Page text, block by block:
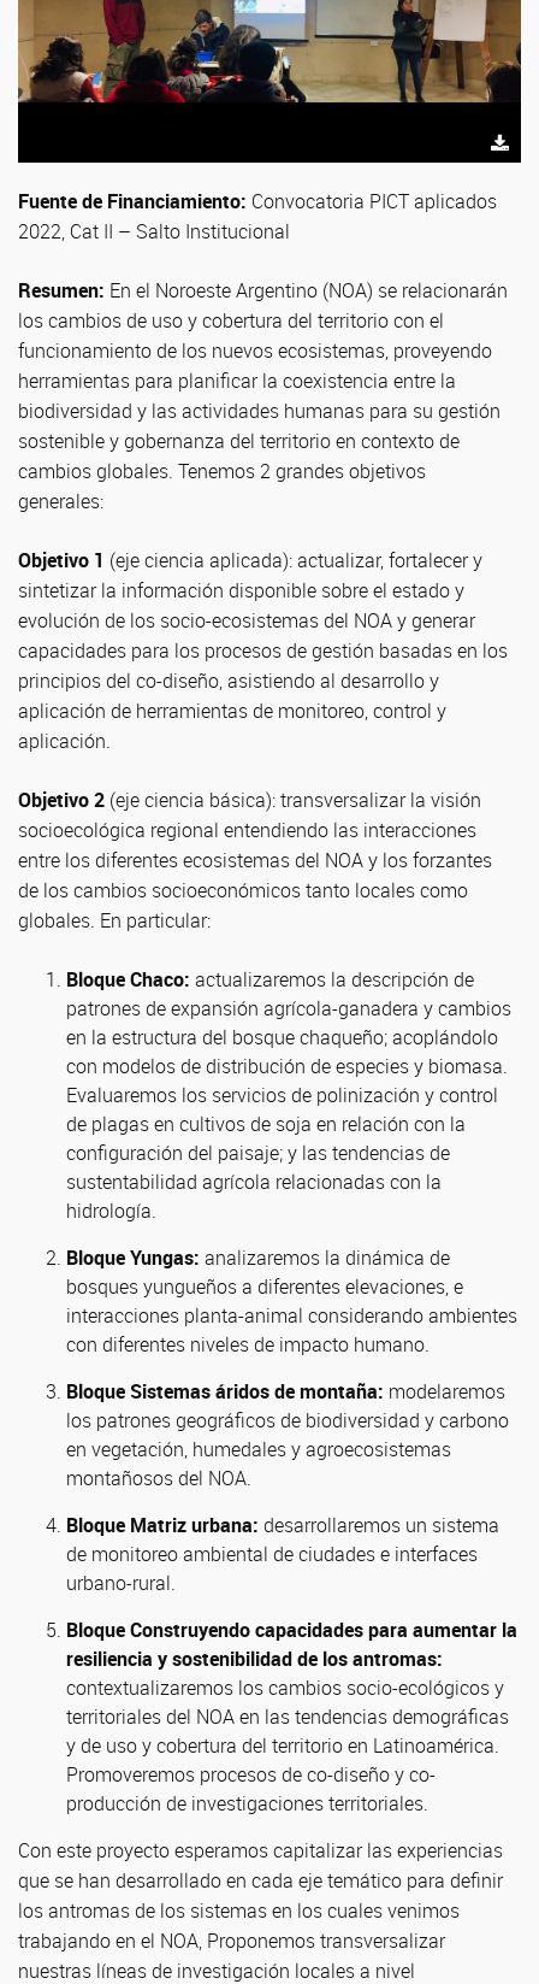
Fuente de Financiamiento: Convocatoria PICT aplicados
2022, Cat II – Salto Institucional
Resumen: En el Noroeste Argentino (NOA) se relacionarán
los cambios de uso y cobertura del territorio con el
funcionamiento de los nuevos ecosistemas, proveyendo
herramientas para planificar la coexistencia entre la
biodiversidad y las actividades humanas para su gestión
sostenible y gobernanza del territorio en contexto de
cambios globales. Tenemos 2 grandes objetivos
generales:
Objetivo 1 (eje ciencia aplicada): actualizar, fortalecer y
sintetizar la información disponible sobre el estado y
evolución de los socio-ecosistemas del NOA y generar
capacidades para los procesos de gestión basadas en los
principios del co-diseño, asistiendo al desarrollo y
aplicación de herramientas de monitoreo, control y
aplicación.
Objetivo 2 (eje ciencia básica): transversalizar la visión
socioecológica regional entendiendo las interacciones
entre los diferentes ecosistemas del NOA y los forzantes
de los cambios socioeconómicos tanto locales como
globales. En particular:
Bloque Chaco: actualizaremos la descripción de
patrones de expansión agrícola-ganadera y cambios
en la estructura del bosque chaqueño; acoplándolo
con modelos de distribución de especies y biomasa.
Evaluaremos los servicios de polinización y control
de plagas en cultivos de soja en relación con la
configuración del paisaje; y las tendencias de
sustentabilidad agrícola relacionadas con la
hidrología.
Bloque Yungas: analizaremos la dinámica de
bosques yungueños a diferentes elevaciones, e
interacciones planta-animal considerando ambientes
con diferentes niveles de impacto humano.
Bloque Sistemas áridos de montaña: modelaremos
los patrones geográficos de biodiversidad y carbono
en vegetación, humedales y agroecosistemas
montañosos del NOA.
Bloque Matriz urbana: desarrollaremos un sistema
de monitoreo ambiental de ciudades e interfaces
urbano-rural.
Bloque Construyendo capacidades para aumentar la
resiliencia y sostenibilidad de los antromas:
contextualizaremos los cambios socio-ecológicos y
territoriales del NOA en las tendencias demográficas
y de uso y cobertura del territorio en Latinoamérica.
Promoveremos procesos de co-diseño y co-
producción de investigaciones territoriales.
Con este proyecto esperamos capitalizar las experiencias
que se han desarrollado en cada eje temático para definir
los antromas de los sistemas en los cuales venimos
trabajando en el NOA, Proponemos transversalizar
nuestras líneas de investigación locales a nivel